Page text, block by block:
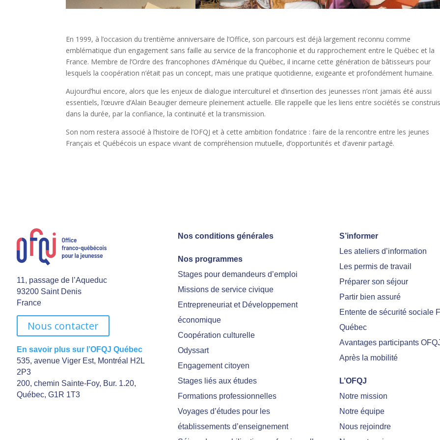
En 1999, à l’occasion du trentième anniversaire de l’Office, son parcours est déjà largement reconnu comme
emblématique d’un engagement sans faille au service de la francophonie et du rapprochement entre le Québec et la
France. Membre de l’Ordre des francophones d’Amérique du Québec, il incarne cette génération de bâtisseurs pour
lesquels la coopération n’était pas un concept, mais une pratique quotidienne, exigeante et profondément humaine.
Aujourd’hui encore, alors que les enjeux de dialogue interculturel et d’insertion des jeunesses n’ont jamais été aussi
essentiels, l’œuvre d’Alain Beaugier demeure pleinement actuelle. Elle rappelle que les liens entre sociétés se
dans la durée, par la confiance, la continuité et la transmission.
Son nom restera associé à l’histoire de l’OFQJ et à cette ambition fondatrice : faire de la rencontre entre les jeunes
Français et Québécois un espace vivant de compréhension mutuelle, d’opportunités et d’avenir partagé.
11, passage de l’Aqueduc
93200 Saint Denis
France
Nous contacter
En savoir plus sur l’OFQJ Québec
535, avenue Viger Est, Montréal H2L
2P3
200, chemin Sainte-Foy, Bur. 1.20,
Québec, G1R 1T3
Nos conditions générales
Nos programmes
Stages pour demandeurs d’emploi
Missions de service civique
Entrepreneuriat et Développement
économique
Coopération culturelle
Odyssart
Engagement citoyen
Stages liés aux études
Formations professionnelles
Voyages d’études pour les
établissements d’enseignement
S’informer
Les ateliers d’information
Les permis de travail
Préparer son séjour
Partir bien assuré
Entente de sécurité sociale
Québec
Avantages participants
Après la mobilité
L’OFQJ
Notre mission
Notre équipe
Nous rejoindre